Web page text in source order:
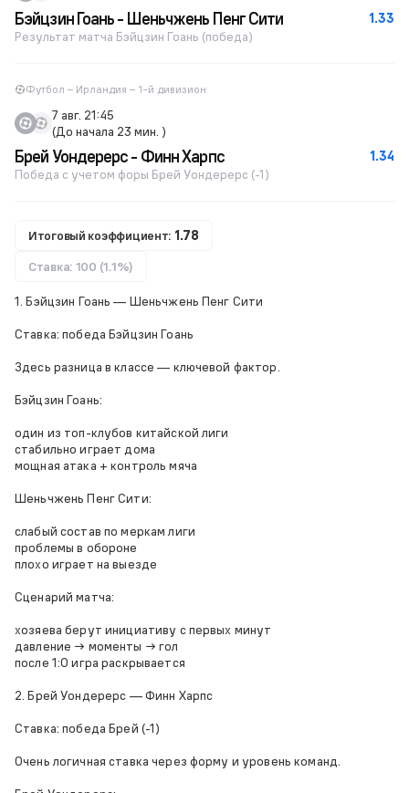
1.33
Бэйцзин Гоань - Шеньчжень Пенг Сити
Результат матча Бэйцзин Гоань (победа)
Футбол – Ирландия – 1-й дивизион
7 авг. 21:45
(До начала 23 мин. )
1.34
Брей Уондерерс - Финн Харпс
Победа с учетом форы Брей Уондерерс (-1)
Итоговый коэффициент: 1.78
Ставка: 100 (1.1%)
1. Бэйцзин Гоань — Шеньчжень Пенг Сити
Ставка: победа Бэйцзин Гоань
Здесь разница в классе — ключевой фактор.
Бэйцзин Гоань:
один из топ-клубов китайской лиги
стабильно играет дома
мощная атака + контроль мяча
Шеньчжень Пенг Сити:
слабый состав по меркам лиги
проблемы в обороне
плохо играет на выезде
Сценарий матча:
хозяева берут инициативу с первых минут
давление → моменты → гол
после 1:0 игра раскрывается
2. Брей Уондерерс — Финн Харпс
Ставка: победа Брей (-1)
Очень логичная ставка через форму и уровень команд.